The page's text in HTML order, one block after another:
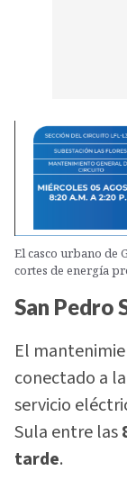
El casco urbano de
cortes de energía
San Pedro
El
conectado a
servicio
Sula entre las
tarde.